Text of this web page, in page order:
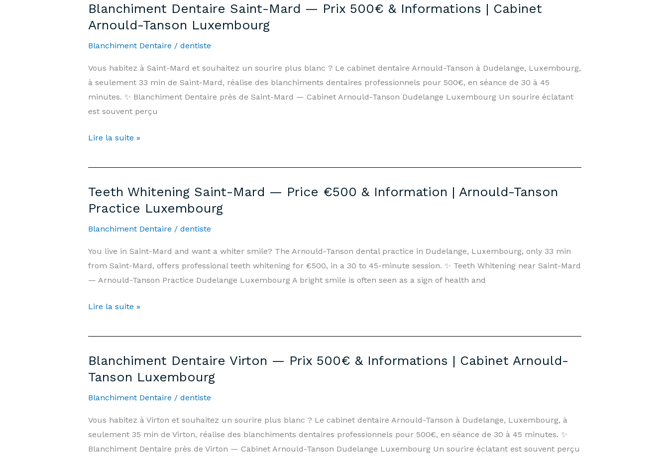
Vieille
—
Price
&
Information
|
Arnould-
Practice
Blanchiment Dentaire Saint-Mard — Prix 500€ & Informations | Cabinet
Arnould-Tanson Luxembourg
Blanchiment Dentaire / dentiste
Vous habitez à Saint-Mard et souhaitez un sourire plus blanc ? Le cabinet dentaire Arnould-Tanson à Dudelange, Luxembourg,
à seulement 33 min de Saint-Mard, réalise des blanchiments dentaires professionnels pour 500€, en séance de 30 à 45
minutes. ✨ Blanchiment Dentaire près de Saint-Mard — Cabinet Arnould-Tanson Dudelange Luxembourg Un sourire éclatant
est souvent perçu
Blanchiment
Saint-
—
Prix
500€
Informations
|
Cabinet
Tanson
Lire la suite »
Teeth Whitening Saint-Mard — Price €500 & Information | Arnould-Tanson
Practice Luxembourg
Blanchiment Dentaire / dentiste
You live in Saint-Mard and want a whiter smile? The Arnould-Tanson dental practice in Dudelange, Luxembourg, only 33 min
from Saint-Mard, offers professional teeth whitening for €500, in a 30 to 45-minute session. ✨ Teeth Whitening near Saint-Mard
— Arnould-Tanson Practice Dudelange Luxembourg A bright smile is often seen as a sign of health and
Teeth
Saint-
—
Price
€500
Information
|
Arnould-
Lire la suite »
Blanchiment Dentaire Virton — Prix 500€ & Informations | Cabinet Arnould-
Tanson Luxembourg
Blanchiment Dentaire / dentiste
Vous habitez à Virton et souhaitez un sourire plus blanc ? Le cabinet dentaire Arnould-Tanson à Dudelange, Luxembourg, à
seulement 35 min de Virton, réalise des blanchiments dentaires professionnels pour 500€, en séance de 30 à 45 minutes. ✨
Blanchiment Dentaire près de Virton — Cabinet Arnould-Tanson Dudelange Luxembourg Un sourire éclatant est souvent perçu